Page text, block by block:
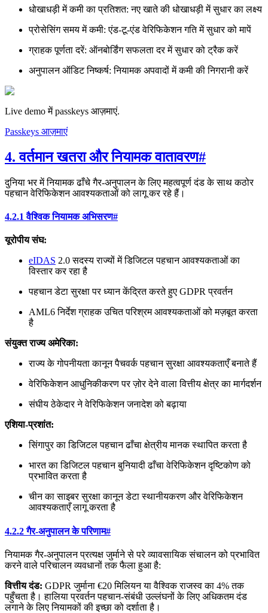
धोखाधड़ी में कमी का प्रतिशत: नए खाते की धोखाधड़ी में सुधार का लक्ष्य
प्रोसेसिंग समय में कमी: एंड-टू-एंड वेरिफिकेशन गति में सुधार को मापें
ग्राहक पूर्णता दरें: ऑनबोर्डिंग सफलता दर में सुधार को ट्रैक करें
अनुपालन ऑडिट निष्कर्ष: नियामक अपवादों में कमी की निगरानी करें
Live demo में passkeys आज़माएं.
Passkeys आज़माएं
4. वर्तमान खतरा और नियामक वातावरण#
दुनिया भर में नियामक ढाँचे गैर-अनुपालन के लिए महत्वपूर्ण दंड के साथ कठोर
पहचान वेरिफिकेशन आवश्यकताओं को लागू कर रहे हैं।
4.2.1 वैश्विक नियामक अभिसरण#
यूरोपीय संघ:
eIDAS 2.0 सदस्य राज्यों में डिजिटल पहचान आवश्यकताओं का
विस्तार कर रहा है
पहचान डेटा सुरक्षा पर ध्यान केंद्रित करते हुए GDPR प्रवर्तन
AML6 निर्देश ग्राहक उचित परिश्रम आवश्यकताओं को मज़बूत करता
है
संयुक्त राज्य अमेरिका:
राज्य के गोपनीयता कानून पैचवर्क पहचान सुरक्षा आवश्यकताएँ बनाते हैं
वेरिफिकेशन आधुनिकीकरण पर ज़ोर देने वाला वित्तीय क्षेत्र का मार्गदर्शन
संघीय ठेकेदार ने वेरिफिकेशन जनादेश को बढ़ाया
एशिया-प्रशांत:
सिंगापुर का डिजिटल पहचान ढाँचा क्षेत्रीय मानक स्थापित करता है
भारत का डिजिटल पहचान बुनियादी ढाँचा वेरिफिकेशन दृष्टिकोण को
प्रभावित करता है
चीन का साइबर सुरक्षा कानून डेटा स्थानीयकरण और वेरिफिकेशन
आवश्यकताएँ लागू करता है
4.2.2 गैर-अनुपालन के परिणाम#
नियामक गैर-अनुपालन प्रत्यक्ष जुर्माने से परे व्यावसायिक संचालन को प्रभावित
करने वाले परिचालन व्यवधानों तक फैला हुआ है:
वित्तीय दंड: GDPR जुर्माना €20 मिलियन या वैश्विक राजस्व का 4% तक
पहुँचता है। हालिया प्रवर्तन पहचान-संबंधी उल्लंघनों के लिए अधिकतम दंड
लगाने के लिए नियामकों की इच्छा को दर्शाता है।